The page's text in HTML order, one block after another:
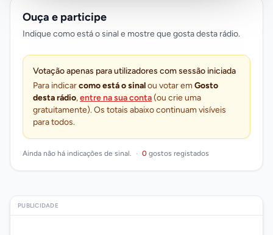
Ouça e participe
Indique como está o sinal e mostre que gosta desta rádio.
Votação apenas para utilizadores com sessão iniciada
Para indicarcomo está o sinalou votar emGosto
desta rádio,entre na sua conta(ou crie uma
gratuitamente). Os totais abaixo continuam visíveis
para todos.
Ainda não há indicações de sinal. · 0 gostos registados
PUBLICIDADE